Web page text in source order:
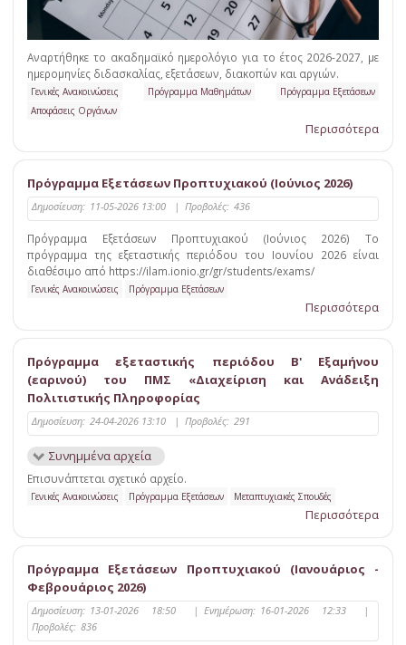
Αναρτήθηκε το ακαδημαϊκό ημερολόγιο για το έτος 2026-2027, με
ημερομηνίες διδασκαλίας, εξετάσεων, διακοπών και αργιών.
Γενικές Ανακοινώσεις Πρόγραμμα Μαθημάτων
Πρόγραμμα Εξετάσεων
Αποφάσεις Οργάνων
Περισσότερα
Πρόγραμμα Εξετάσεων Προπτυχιακού (Ιούνιος 2026)
Δημοσίευση: 11-05-2026 13:00 | Προβολές: 436
Πρόγραμμα Εξετάσεων Προπτυχιακού (Ιούνιος 2026) Το
πρόγραμμα της εξεταστικής περιόδου του Ιουνίου 2026 είναι
διαθέσιμο από https://ilam.ionio.gr/gr/students/exams/
Γενικές Ανακοινώσεις Πρόγραμμα Εξετάσεων
Περισσότερα
Πρόγραμμα εξεταστικής περιόδου B' Εξαμήνου
(εαρινού) του ΠΜΣ «Διαχείριση και Ανάδειξη
Πολιτιστικής Πληροφορίας
Δημοσίευση: 24-04-2026 13:10 | Προβολές: 291
Συνημμένα αρχεία
Επισυνάπτεται σχετικό αρχείο.
Γενικές Ανακοινώσεις Πρόγραμμα Εξετάσεων Μεταπτυχιακές Σπουδές
Περισσότερα
Πρόγραμμα Εξετάσεων Προπτυχιακού (Ιανουάριος -
Φεβρουάριος 2026)
Δημοσίευση: 13-01-2026 18:50 | Ενημέρωση: 16-01-2026 12:33
|
Προβολές: 836